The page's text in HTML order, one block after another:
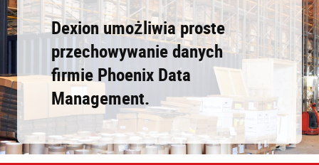
Dexion umożliwia proste
przechowywanie danych
firmie Phoenix Data
Management.